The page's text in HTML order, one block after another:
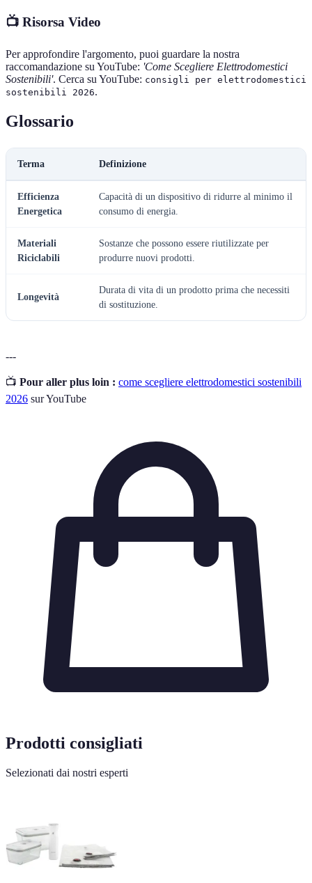
📺 Risorsa Video
Per approfondire l'argomento, puoi guardare la nostra
raccomandazione su YouTube: 'Come Scegliere Elettrodomestici
Sostenibili'. Cerca su YouTube: consigli per elettrodomestici
sostenibili 2026.
Glossario
Terma Definizione
Efficienza
Energetica
Capacità di un dispositivo di ridurre al minimo il
consumo di energia.
Materiali
Riciclabili
Sostanze che possono essere riutilizzate per
produrre nuovi prodotti.
Longevità
Durata di vita di un prodotto prima che necessiti
di sostituzione.
---
📺 Pour aller plus loin : come scegliere elettrodomestici sostenibili
2026 sur YouTube
Prodotti consigliati
Selezionati dai nostri esperti